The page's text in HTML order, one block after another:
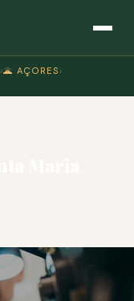
›🌋 AÇORES ›